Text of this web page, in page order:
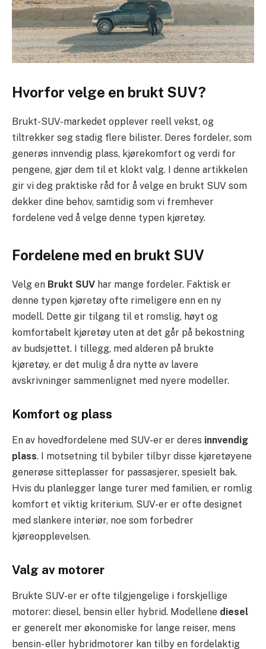
Hvorfor velge en brukt SUV?
Brukt-SUV-markedet opplever reell vekst, og
tiltrekker seg stadig flere bilister. Deres fordeler, som
generøs innvendig plass, kjørekomfort og verdi for
pengene, gjør dem til et klokt valg. I denne artikkelen
gir vi deg praktiske råd for å velge en brukt SUV som
dekker dine behov, samtidig som vi fremhever
fordelene ved å velge denne typen kjøretøy.
Fordelene med en brukt SUV
Velg en Brukt SUV har mange fordeler. Faktisk er
denne typen kjøretøy ofte rimeligere enn en ny
modell. Dette gir tilgang til et romslig, høyt og
komfortabelt kjøretøy uten at det går på bekostning
av budsjettet. I tillegg, med alderen på brukte
kjøretøy, er det mulig å dra nytte av lavere
avskrivninger sammenlignet med nyere modeller.
Komfort og plass
En av hovedfordelene med SUV-er er deres innvendig
plass. I motsetning til bybiler tilbyr disse kjøretøyene
generøse sitteplasser for passasjerer, spesielt bak.
Hvis du planlegger lange turer med familien, er romlig
komfort et viktig kriterium. SUV-er er ofte designet
med slankere interiør, noe som forbedrer
kjøreopplevelsen.
Valg av motorer
Brukte SUV-er er ofte tilgjengelige i forskjellige
motorer: diesel, bensin eller hybrid. Modellene diesel
er generelt mer økonomiske for lange reiser, mens
bensin- eller hybridmotorer kan tilby en fordelaktig